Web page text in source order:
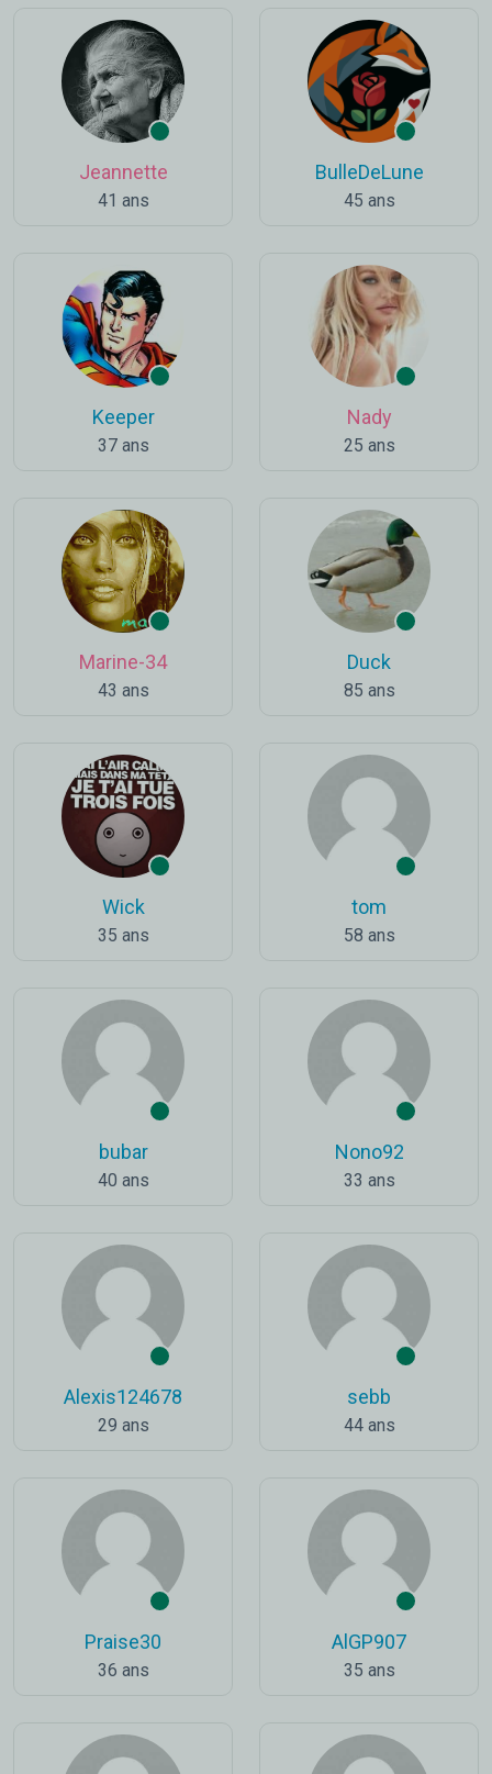
Jeannette
41 ans
BulleDeLune
45 ans
Keeper
37 ans
Nady
25 ans
Marine-34
43 ans
Duck
85 ans
Wick
35 ans
tom
58 ans
bubar
40 ans
Nono92
33 ans
Alexis124678
29 ans
sebb
44 ans
Praise30
36 ans
AlGP907
35 ans